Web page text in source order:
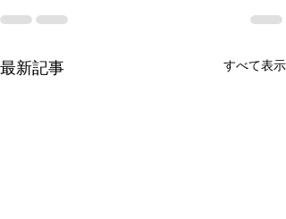
最新記事 すべて表示